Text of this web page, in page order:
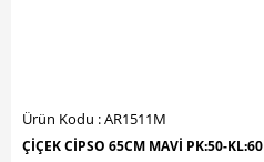
Ürün Kodu : AR1511M
ÇİÇEK CİPSO 65CM MAVİ PK:50-KL:60